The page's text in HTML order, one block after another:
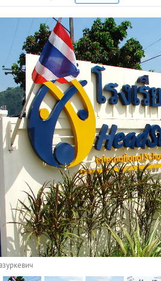
Алматы
Астана
Афины
Киев
Лондон
Анджелес
Москва
Париж